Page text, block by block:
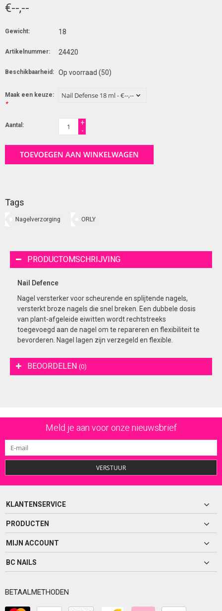
€--,--
Gewicht: 18
Artikelnummer: 24420
Beschikbaarheid: Op voorraad (50)
Maak een keuze:
*
Aantal:
+
-
TOEVOEGEN AAN WINKELWAGEN
Tags
Nagelverzorging ORLY
PRODUCTOMSCHRIJVING
Nail Defence
Nagel versterker voor scheurende en splijtende nagels,
versterkt broze nagels die snel breken. Een dubbele dosis
van plant-afgeleide eiwitten wordt rechtstreeks
toegevoegd aan de nagel om te repareren en flexibiliteit te
bevorderen. Nagel lagen zijn verzegeld en flexible.
BEOORDELEN (0)
Meld je aan voor onze nieuwsbrief
VERSTUUR
KLANTENSERVICE
PRODUCTEN
MIJN ACCOUNT
BC NAILS
BETAALMETHODEN